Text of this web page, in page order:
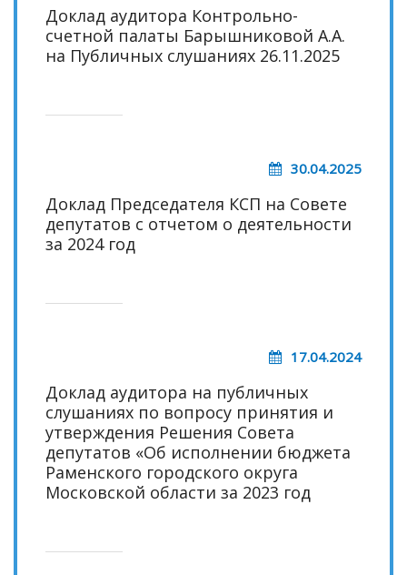
Доклад аудитора Контрольно-
счетной палаты Барышниковой А.А.
на Публичных слушаниях 26.11.2025
30.04.2025
Доклад Председателя КСП на Совете
депутатов с отчетом о деятельности
за 2024 год
17.04.2024
Доклад аудитора на публичных
слушаниях по вопросу принятия и
утверждения Решения Совета
депутатов «Об исполнении бюджета
Раменского городского округа
Московской области за 2023 год